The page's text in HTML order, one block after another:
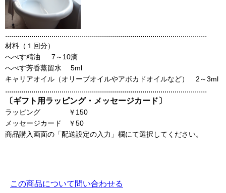
....................................................................................................
材料（１回分）
へべす精油 7～10滴
へべす芳香蒸留水 5ml
キャリアオイル（オリーブオイルやアボカドオイルなど） 2～3ml
....................................................................................................
〔ギフト用ラッピング・メッセージカード〕
ラッピング ￥150
メッセージカード ￥50
商品購入画面の「配送設定の入力」欄にて選択してください。
この商品について問い合わせる